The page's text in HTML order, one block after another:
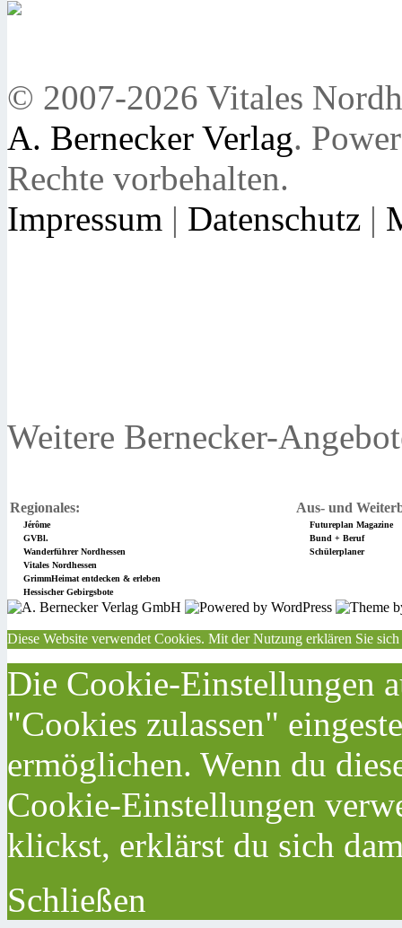
© 2007-2026 Vitales
A. Bernecker Verlag.
Rechte vorbehalten.
Impressum | Datenschutz |
Weitere Bernecker-
Regionales: Aus- und
Jérôme
Futureplan Magazine
GVBl.
Bund + Beruf
Wanderführer Nordhessen
Schülerplaner
Vitales Nordhessen
GrimmHeimat entdecken & erleben
Hessischer Gebirgsbote
Diese Website verwendet Cookies. Mit der Nutzung erklären Sie
Die Cookie-Einstellungen
"Cookies zulassen"
ermöglichen. Wenn du
Cookie-Einstellungen
klickst, erklärst du sich
Schließen